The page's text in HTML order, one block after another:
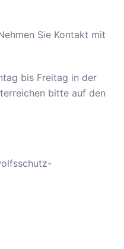
Sie Kontakt mit
bis Freitag in der
bitte auf den